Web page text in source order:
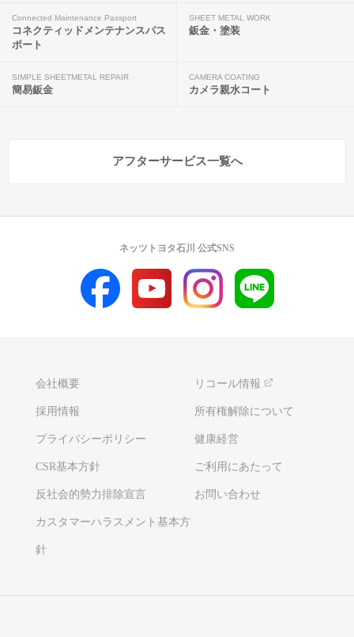
Connected Maintenance Passport
コネクティッドメンテナンスパス
ポート
SHEET METAL WORK
鈑金・塗装
SIMPLE SHEETMETAL REPAIR
簡易鈑金
CAMERA COATING
カメラ親水コート
アフターサービス一覧へ
会社概要 リコール情報
採用情報 所有権解除について
プライバシーポリシー 健康経営
CSR基本方針 ご利用にあたって
反社会的勢力排除宣言 お問い合わせ
カスタマーハラスメント基本方
針
ネッツトヨタ石川 公式SNS